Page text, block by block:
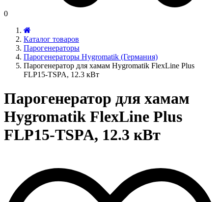
0
Каталог товаров
Парогенераторы
Парогенераторы Hygromatik (Германия)
Парогенератор для хамам Hygromatik FlexLine Plus
FLP15-TSPA, 12.3 кВт
Парогенератор для хамам
Hygromatik FlexLine Plus
FLP15-TSPA, 12.3 кВт